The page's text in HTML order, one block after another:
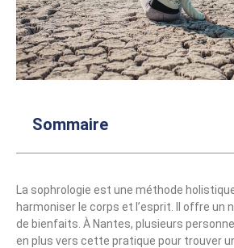
Sommaire
La sophrologie est une méthode
harmoniser le corps et l’esprit. Il offre un
de bienfaits. À Nantes, plusieurs
en plus vers cette pratique pour trouver